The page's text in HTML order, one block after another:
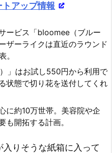
アップ情報
ービス「bloomee（ブルー
ザーライクは直近のラウンド
。
」はお試し550円から利用で
状態で切り花を送付してくれ
に約10万世帯。美容院や企
も開拓する計画。
入りそうな紙箱に入って